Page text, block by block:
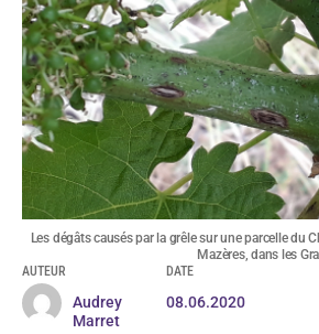
Les dégâts causés par la grêle sur une parcelle du
Mazères, dans les
AUTEUR
Audrey
Marret
DATE
08.06.2020